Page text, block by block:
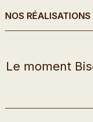
NOS RÉALISATIONS
Le moment